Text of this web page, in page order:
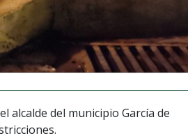
alcalde del municipio García de